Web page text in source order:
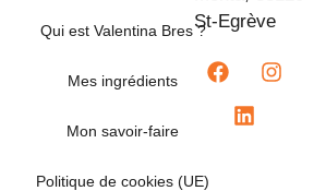
Qui est Valentina Bres ?
Mes ingrédients
Mon savoir-faire
Politique de cookies (UE)
St-Egrève